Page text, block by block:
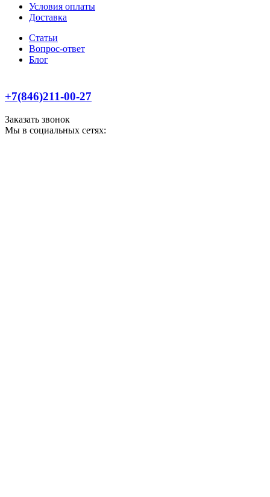
Условия оплаты
Доставка
Статьи
Вопрос-ответ
Блог
+7(846)211-00-27
Заказать звонок
Мы в социальных сетях: